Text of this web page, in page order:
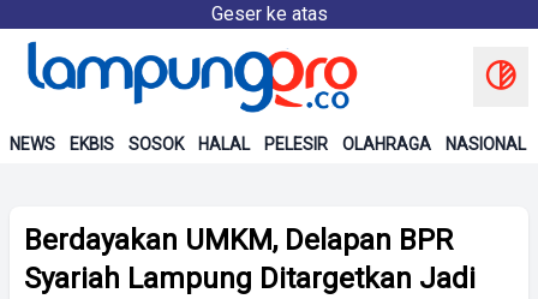
Geser ke atas
NEWS EKBIS SOSOK HALAL PELESIR OLAHRAGA NASIONAL
Berdayakan UMKM, Delapan BPR
Syariah Lampung Ditargetkan Jadi